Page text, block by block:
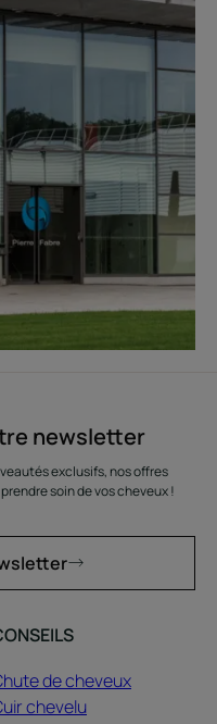
newsletter
exclusifs, nos offres
soin de vos cheveux !
de cheveux
chevelu